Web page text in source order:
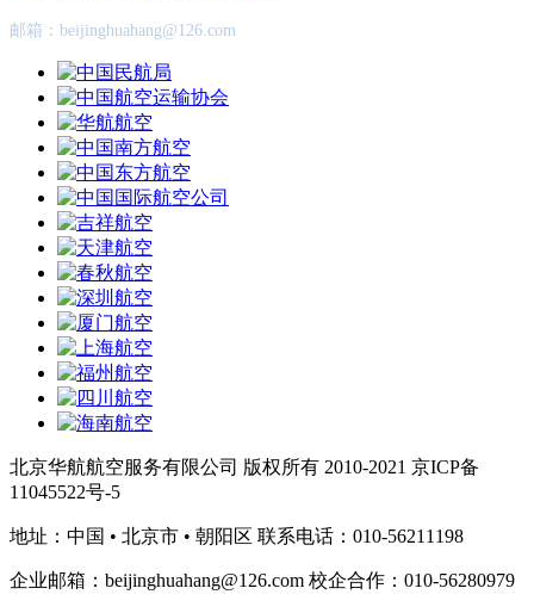
邮箱：beijinghuahang@126.com
北京华航航空服务有限公司 版权所有 2010-2021 京ICP备
11045522号-5
地址：中国 • 北京市 • 朝阳区 联系电话：010-56211198
企业邮箱：beijinghuahang@126.com 校企合作：010-56280979